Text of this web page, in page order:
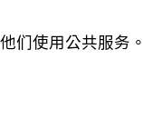
们使用公共服